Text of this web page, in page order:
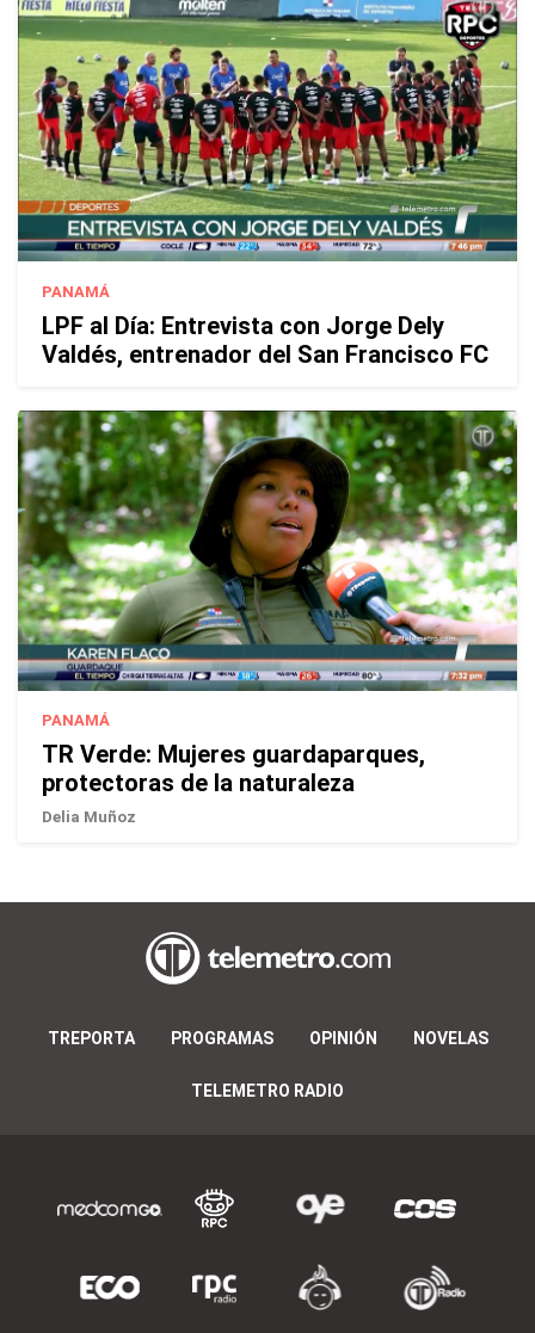
PANAMÁ
LPF al Día: Entrevista con Jorge Dely
Valdés, entrenador del San Francisco FC
PANAMÁ
TR Verde: Mujeres guardaparques,
protectoras de la naturaleza
Delia Muñoz
TREPORTA PROGRAMAS OPINIÓN NOVELAS
TELEMETRO RADIO